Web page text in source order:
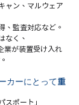
ャン、マルウェア
、監査対応など。
なく、
業が装置受け入れ
カーにとって重
スポート」